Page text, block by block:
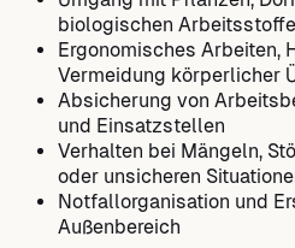
biologischen
Ergonomisches Arbeiten,
Vermeidung körperlicher
Absicherung von
und Einsatzstellen
Verhalten bei Mängeln,
oder unsicheren
Notfallorganisation und
Außenbereich